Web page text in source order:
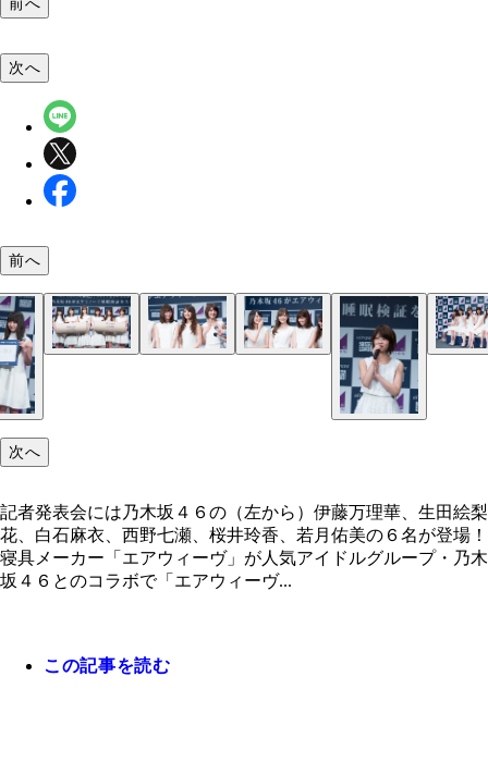
記者発表会には乃木坂４６の（左から）伊藤万理
田絵梨花、白石麻衣、西野七瀬、桜井玲香、若月
左から、伊藤万理華、生田絵梨花、白石麻衣、西
左から、西野七瀬、桜井玲香、若月佑美
左から、生田絵梨花、白石麻衣、西野七瀬、桜井
左から、伊藤万理華、生田絵梨花、白石麻衣、西
次へ
前へ
次へ
記者発表会には乃木坂４６の（左から）伊藤万理華、生田絵梨
花、白石麻衣、西野七瀬、桜井玲香、若月佑美の６名が登場！
寝具メーカー「エアウィーヴ」が人気アイドルグループ・乃木
坂４６とのコラボで「エアウィーヴ...
この記事を読む